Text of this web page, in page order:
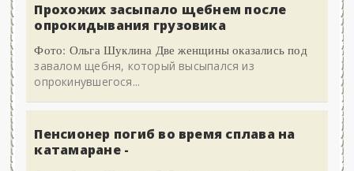
Прохожих засыпало щебнем после
опрокидывания грузовика
Фото: Ольга Шуклина Две женщины оказались под
завалом щебня, который высыпался из
опрокинувшегося...
Пенсионер погиб во время сплава на
катамаране -